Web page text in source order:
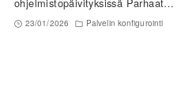
ohjelmistopäivityksissä Parhaat…
23/01/2026 Palvelin konfigurointi